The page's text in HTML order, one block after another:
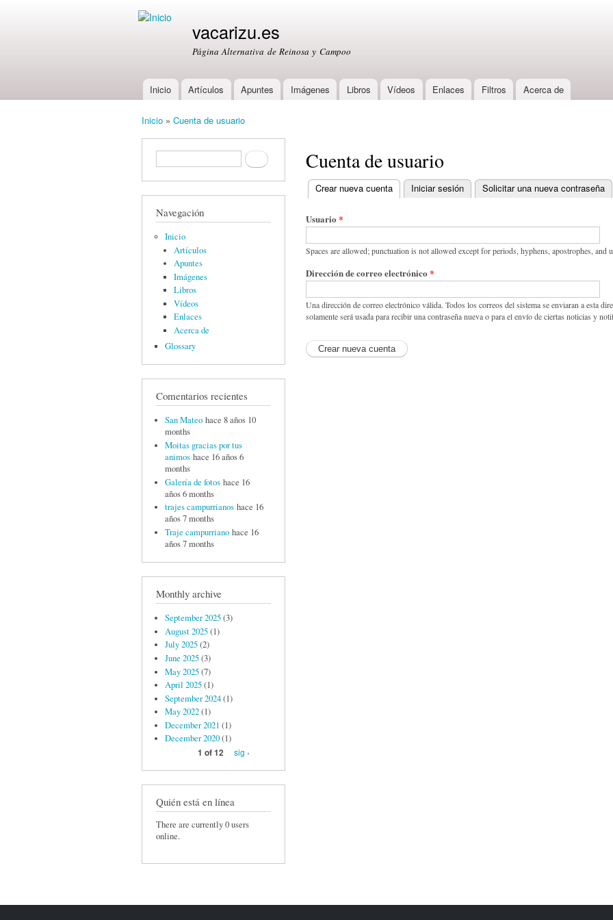
vacarizu.es
Página Alternativa de Reinosa y Campoo
Main menu
Inicio Artículos Apuntes Imágenes Libros Vídeos Enlaces Filtros Acerca de
Inicio » Cuenta de usuario
Formulario de búsquedaBuscar
Navegación
Inicio
Artículos
Apuntes
Imágenes
Libros
Vídeos
Enlaces
Acerca de
Glossary
Comentarios recientes
San Mateo hace 8 años 10
months
Moitas gracias por tus
animos hace 16 años 6
months
Galería de fotos hace 16
años 6 months
trajes campurrianos hace 16
años 7 months
Traje campurriano hace 16
años 7 months
Monthly archive
September 2025(3)
August 2025(1)
July 2025(2)
June 2025(3)
May 2025(7)
April 2025(1)
September 2024(1)
May 2022(1)
December 2021 (1)
December 2020(1)
1 of 12
sig ›
Quién está en línea
There are currently 0 users
online.
Cuenta de usuario
Primary tabs
Crear nueva cuenta (active tab)
Iniciar sesión Solicitar una nueva contraseña
Usuario *
Spaces are allowed; punctuation is not allowed except for periods, hyphens, apostrophes, and
Dirección de correo electrónico *
Una dirección de correo electrónico válida. Todos los correos del sistema se enviaran a esta
solamente será usada para recibir una contraseña nueva o para el envío de ciertas noticias y